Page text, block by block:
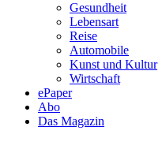
Gesundheit
Lebensart
Reise
Automobile
Kunst und Kultur
Wirtschaft
ePaper
Abo
Das Magazin